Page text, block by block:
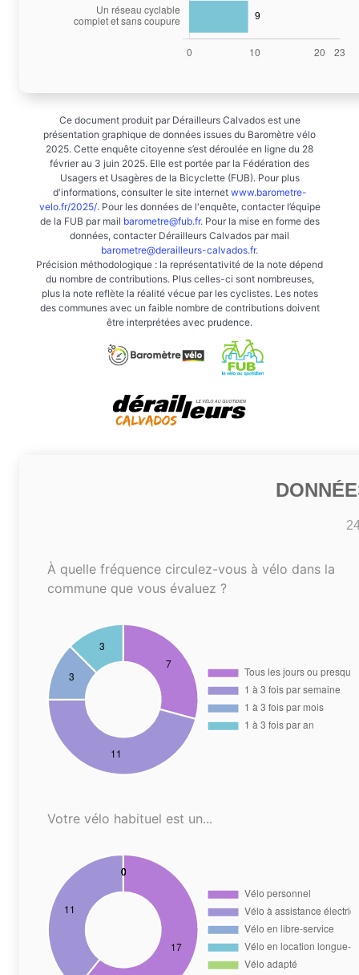
Ce document produit par Dérailleurs Calvados est une
présentation graphique de données issues du Baromètre vélo
2025. Cette enquête citoyenne s’est déroulée en ligne du 28
février au 3 juin 2025. Elle est portée par la Fédération des
Usagers et Usagères de la Bicyclette (FUB). Pour plus
d'informations, consulter le site internet www.barometre-
velo.fr/2025/. Pour les données de l'enquête, contacter l’équipe
de la FUB par mail barometre@fub.fr. Pour la mise en forme des
données, contacter Dérailleurs Calvados par mail
barometre@derailleurs-calvados.fr.
Précision méthodologique : la représentativité de la note dépend
du nombre de contributions. Plus celles-ci sont nombreuses,
plus la note reflète la réalité vécue par les cyclistes. Les notes
des communes avec un faible nombre de contributions doivent
être interprétées avec prudence.
À quelle fréquence circulez-vous à vélo dans la
commune que vous évaluez ?
Votre vélo habituel est un...